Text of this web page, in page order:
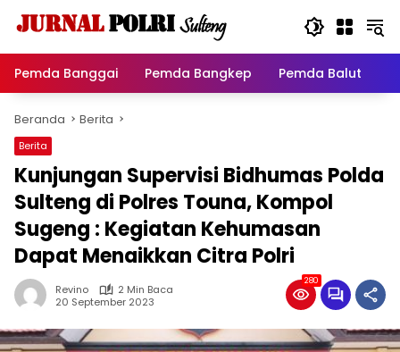
Pemda Banggai
Pemda Bangkep Pemda Balut
Beranda Berita
Berita
Kunjungan Supervisi Bidhumas Polda
Sulteng di Polres Touna, Kompol
Sugeng : Kegiatan Kehumasan
Dapat Menaikkan Citra Polri
Revino
2 Min Baca
20 September 2023
280